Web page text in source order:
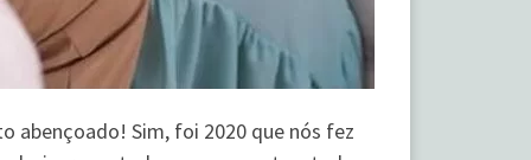
abençoado! Sim, foi 2020 que nós fez